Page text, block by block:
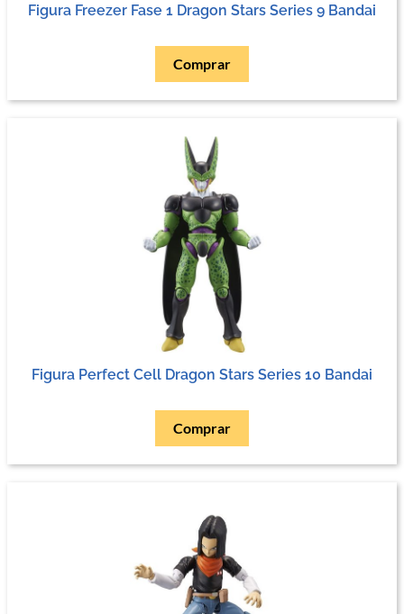
Figura Freezer Fase 1 Dragon Stars Series 9 Bandai
Comprar
Figura Perfect Cell Dragon Stars Series 10 Bandai
Comprar